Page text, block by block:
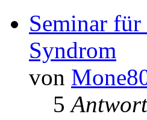
Seminar
Syndrom
von
5